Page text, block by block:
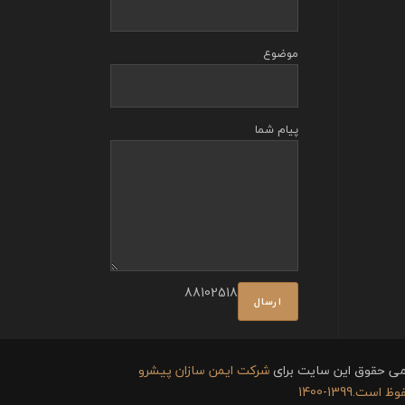
موضوع
پیام شما
88102518
حقوق این سایت برایشرکت ایمن سازان پیشرو
است.1399-1400